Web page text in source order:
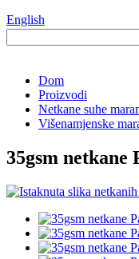
English
Dom
Proizvodi
Netkane suhe
Višenamjenske
35gsm netkane